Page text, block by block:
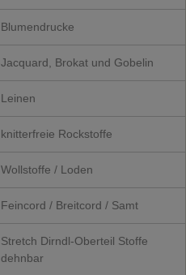
Blumendrucke
Jacquard, Brokat und Gobelin
Leinen
knitterfreie Rockstoffe
Wollstoffe / Loden
Feincord / Breitcord / Samt
Stretch Dirndl-Oberteil Stoffe
dehnbar